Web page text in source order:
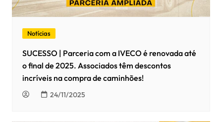
Notícias
SUCESSO | Parceria com a IVECO é renovada até
o final de 2025. Associados têm descontos
incríveis na compra de caminhões!
24/11/2025